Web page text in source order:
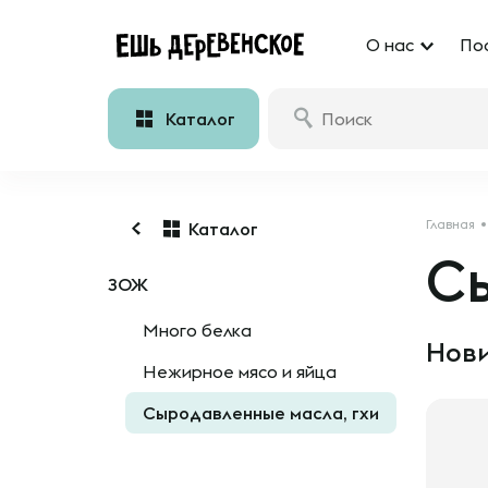
О нас
Каталог
Каталог
ЗОЖ
Много белка
Нежирное мясо и яйца
Сыродавленные масла, гхи
Главная